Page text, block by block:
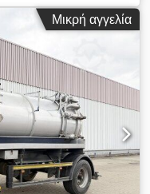
άλλο, καμπίνα οδηγού:
1 άξονας, άξονες
πίσω
1000L/
Πνευματικά
40mm! Cedsi Rrr Ijpfx
TÜV, το κόστος
ακόμη στο
άμεσα!
ΕΓΓΥΗΣΗ,
ενδιάμεσης πώλησης
Μικρή αγγελία